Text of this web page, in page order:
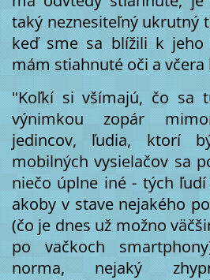
taký neznesiteľný ukrutný
keď sme sa blížili k jeho
mám stiahnuté oči a včera
"Koľkí si všímajú, čo sa
výnimkou zopár
jedincov, ľudia, ktorí
mobilných vysielačov sa
niečo úplne iné - tých ľudí
akoby v stave nejakého
(čo je dnes už možno
po vačkoch
norma, nejaký